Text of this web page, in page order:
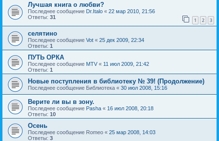
Лучшая книга о любви?
Последнее сообщение Dr.Italo « 22 мар 2010, 21:56
Ответы: 31 1 2 3
селятино
Последнее сообщение Vot « 25 дек 2009, 22:34
Ответы: 1
ПУТЬ ОРКА
Последнее сообщение MTV « 11 июл 2009, 21:42
Ответы: 1
Новые поступления в библиотеку № 39! (Продолжение)
Последнее сообщение Библиотека « 30 июл 2008, 15:16
Верите ли вы в зону.
Последнее сообщение Pasha « 16 июл 2008, 20:18
Ответы: 10
Осень
Последнее сообщение Romeo « 25 мар 2008, 14:03
Ответы: 3